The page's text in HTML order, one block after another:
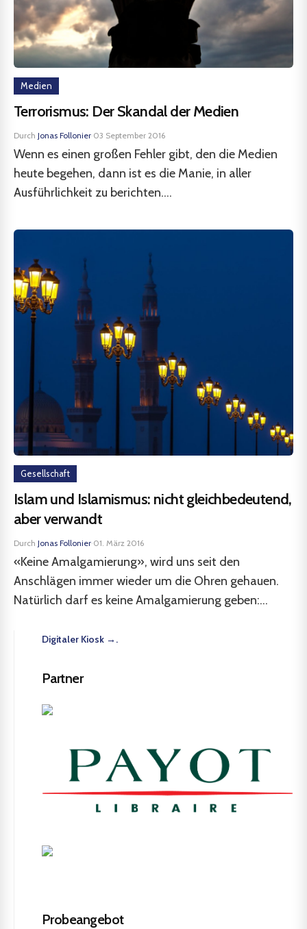
Medien
Terrorismus: Der Skandal der Medien
Durch Jonas Follonier·03 September 2016
Wenn es einen großen Fehler gibt, den die Medien
heute begehen, dann ist es die Manie, in aller
Ausführlichkeit zu berichten....
Gesellschaft
Islam und Islamismus: nicht gleichbedeutend,
aber verwandt
Durch Jonas Follonier·01. März 2016
«Keine Amalgamierung», wird uns seit den
Anschlägen immer wieder um die Ohren gehauen.
Natürlich darf es keine Amalgamierung geben:...
Digitaler Kiosk →.
Partner
Probeangebot